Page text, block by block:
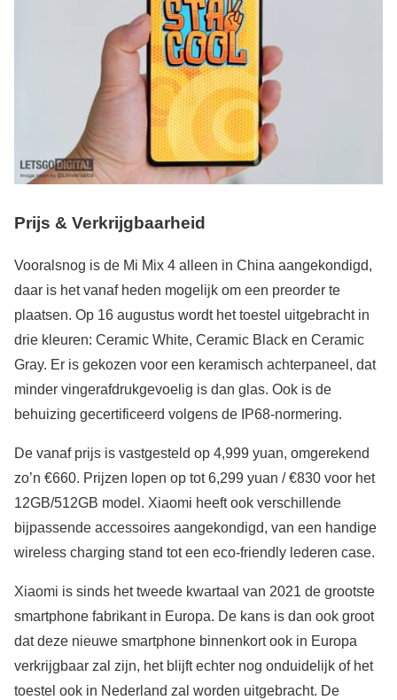
Prijs & Verkrijgbaarheid
Vooralsnog is de Mi Mix 4 alleen in China aangekondigd,
daar is het vanaf heden mogelijk om een preorder te
plaatsen. Op 16 augustus wordt het toestel uitgebracht in
drie kleuren: Ceramic White, Ceramic Black en Ceramic
Gray. Er is gekozen voor een keramisch achterpaneel, dat
minder vingerafdrukgevoelig is dan glas. Ook is de
behuizing gecertificeerd volgens de IP68-normering.
De vanaf prijs is vastgesteld op 4,999 yuan, omgerekend
zo’n €660. Prijzen lopen op tot 6,299 yuan / €830 voor het
12GB/512GB model. Xiaomi heeft ook verschillende
bijpassende accessoires aangekondigd, van een handige
wireless charging stand tot een eco-friendly lederen case.
Xiaomi is sinds het tweede kwartaal van 2021 de grootste
smartphone fabrikant in Europa. De kans is dan ook groot
dat deze nieuwe smartphone binnenkort ook in Europa
verkrijgbaar zal zijn, het blijft echter nog onduidelijk of het
toestel ook in Nederland zal worden uitgebracht. De